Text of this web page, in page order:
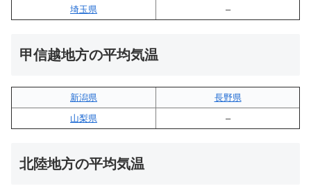
埼玉県
–
甲信越地方の平均気温
新潟県
長野県
山梨県
–
北陸地方の平均気温